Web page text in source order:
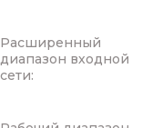
Расширенный
диапазон входной
сети: